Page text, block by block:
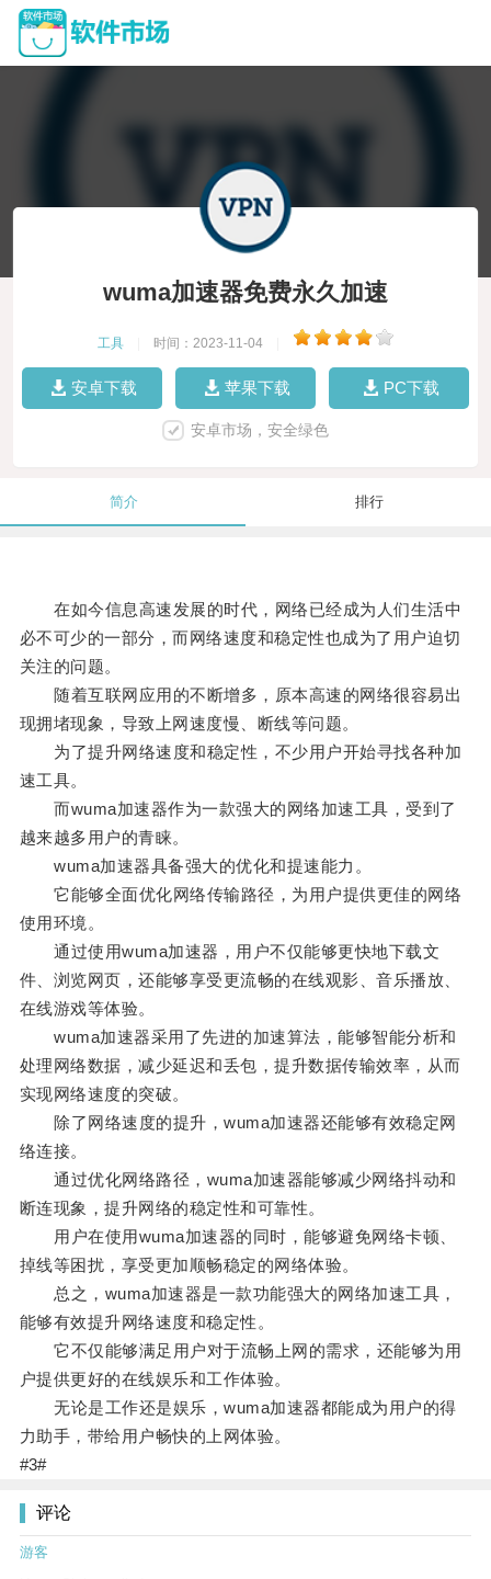
wuma加速器免费永久加速
工具 时间：2023-11-04
安卓下载 苹果下载 PC下载
安卓市场，安全绿色
简介 排行
在如今信息高速发展的时代，网络已经成为人们生活中
必不可少的一部分，而网络速度和稳定性也成为了用户迫切
关注的问题。
随着互联网应用的不断增多，原本高速的网络很容易出
现拥堵现象，导致上网速度慢、断线等问题。
为了提升网络速度和稳定性，不少用户开始寻找各种加
速工具。
而wuma加速器作为一款强大的网络加速工具，受到了
越来越多用户的青睐。
wuma加速器具备强大的优化和提速能力。
它能够全面优化网络传输路径，为用户提供更佳的网络
使用环境。
通过使用wuma加速器，用户不仅能够更快地下载文
件、浏览网页，还能够享受更流畅的在线观影、音乐播放、
在线游戏等体验。
wuma加速器采用了先进的加速算法，能够智能分析和
处理网络数据，减少延迟和丢包，提升数据传输效率，从而
实现网络速度的突破。
除了网络速度的提升，wuma加速器还能够有效稳定网
络连接。
通过优化网络路径，wuma加速器能够减少网络抖动和
断连现象，提升网络的稳定性和可靠性。
用户在使用wuma加速器的同时，能够避免网络卡顿、
掉线等困扰，享受更加顺畅稳定的网络体验。
总之，wuma加速器是一款功能强大的网络加速工具，
能够有效提升网络速度和稳定性。
它不仅能够满足用户对于流畅上网的需求，还能够为用
户提供更好的在线娱乐和工作体验。
无论是工作还是娱乐，wuma加速器都能成为用户的得
力助手，带给用户畅快的上网体验。
#3#
评论
游客